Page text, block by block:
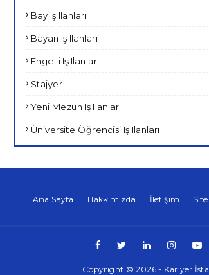
Bay Iş Ilanları
Bayan Iş Ilanları
Engelli Iş Ilanları
Stajyer
Yeni Mezun Iş Ilanları
Üniversite Öğrencisi Iş Ilanları
Ana Sayfa Hakkımızda İletişim
Copyright © 2026 - Kariyer